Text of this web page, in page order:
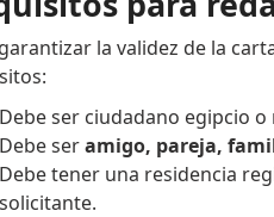
la validez de la
Debe ser ciudadano egipcio
Debe seramigo, pareja,
Debe tener una residencia
solicitante.